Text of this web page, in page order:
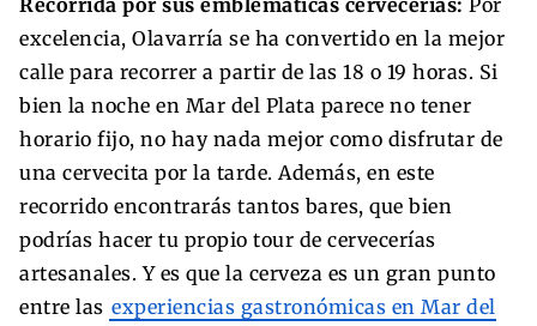
excelencia, Olavarría se ha convertido en la mejor
calle para recorrer a partir de las 18 o 19 horas. Si
bien la noche en Mar del Plata parece no tener
horario fijo, no hay nada mejor como disfrutar de
una cervecita por la tarde. Además, en este
recorrido encontrarás tantos bares, que bien
podrías hacer tu propio tour de cervecerías
artesanales. Y es que la cerveza es un gran punto
entre las experiencias gastronómicas en Mar del